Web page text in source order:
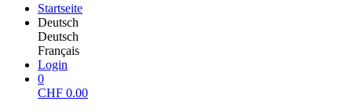
Startseite
Deutsch
Deutsch
Français
Login
0
CHF 0.00